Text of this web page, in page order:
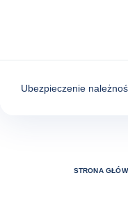
Ubezpieczenie
STRONA